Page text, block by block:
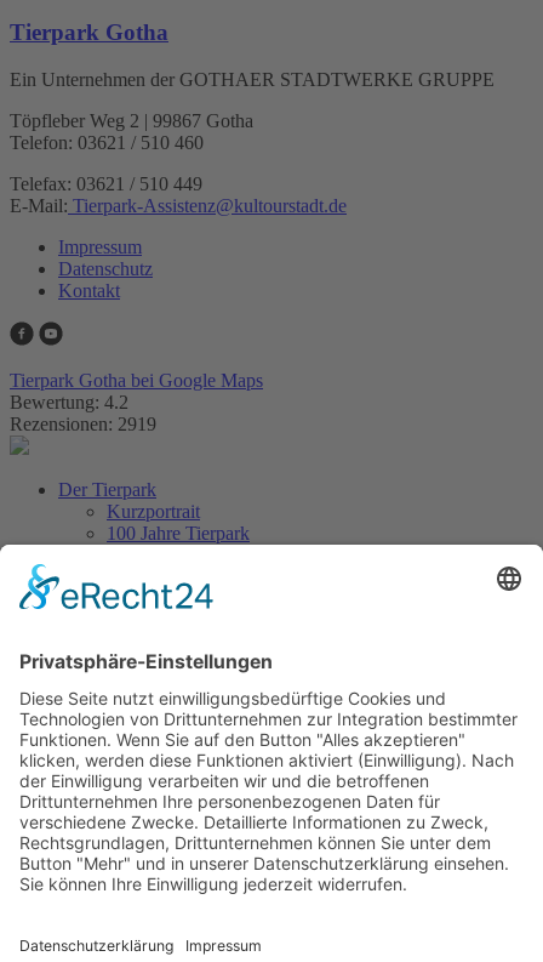
Tierpark Gotha
Ein Unternehmen der GOTHAER STADTWERKE GRUPPE
Töpfleber Weg 2 | 99867 Gotha
Telefon: 03621 / 510 460
Telefax: 03621 / 510 449
E-Mail: Tierpark-Assistenz@kultourstadt.de
Impressum
Datenschutz
Kontakt
Tierpark Gotha bei Google Maps
Bewertung: 4.2
Rezensionen: 2919
Der Tierpark
Kurzportrait
100 Jahre Tierpark
Artenschutz
Lageplan
Anfahrt & Parken
Gastronomie
Barrierefreiheit
Kontakt
Erlebniswelt
Veranstaltungen
Höhepunkte & Feste
Ferienprogramm
Neuigkeiten
Tierpatenschaft